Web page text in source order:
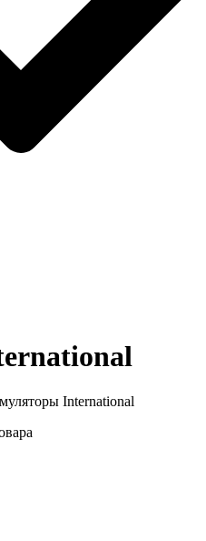
International